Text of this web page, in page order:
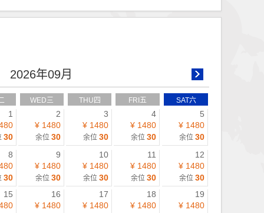
2026年09月
WED三 THU四 FRI五 SAT六
1
30
2
¥ 1480
余位 30
3
¥ 1480
余位 30
4
¥ 1480
余位 30
5
¥ 1480
余位 30
8
30
9
¥ 1480
余位 30
10
¥ 1480
余位 30
11
¥ 1480
余位 30
12
¥ 1480
余位 30
15
16
¥ 1480
17
¥ 1480
18
¥ 1480
19
¥ 1480